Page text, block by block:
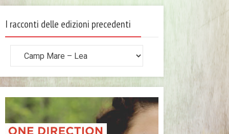
I racconti delle edizioni precedenti
delle
edizioni
precedenti